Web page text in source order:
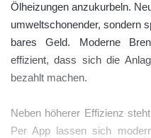
Ölheizungen anzukurbeln.
umweltschonender, sondern
bares Geld. Moderne
effizient, dass sich die
bezahlt machen.
Neben höherer Effizienz
Per App lassen sich